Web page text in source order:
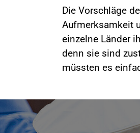
Die Vorschläge
Aufmerksamkeit
einzelne Länder
denn sie sind
müssten es